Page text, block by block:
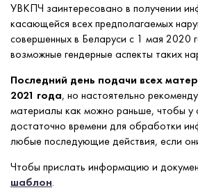
УВКПЧ заинтересовано в получении
касающейся всех предполагаемых
совершенных в Беларуси с 1 мая 2020
возможные гендерные аспекты таких
Последний день подачи всех
2021 года, но настоятельно
материалы как можно раньше, чтобы у
достаточно времени для обработки
любые последующие действия, если
Чтобы прислать информацию и
шаблон.